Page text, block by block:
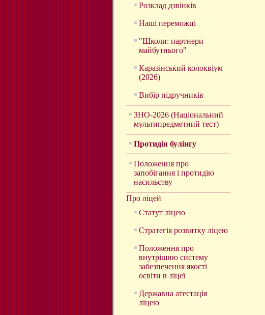
Розклад дзвінків
Наші переможці
"Школи: партнери
майбутнього"
Каразінський колоквіум
(2026)
Вибір підручників
ЗНО-2026 (Національний
мультипредметний тест)
Протидія булінгу
Положення про
запобігання і протидію
насильству
Про ліцей
Статут ліцею
Стратегія розвитку ліцею
Положення про
внутрішню систему
забезпечення якості
освіти в ліцеї
Державна атестація
ліцею